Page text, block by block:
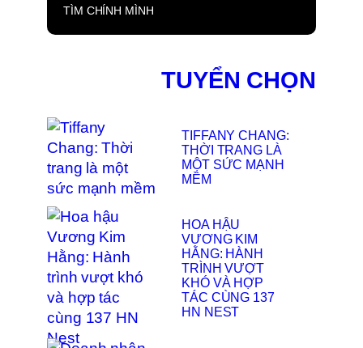
TÌM CHÍNH MÌNH
TUYỂN CHỌN
TIFFANY CHANG:
THỜI TRANG LÀ
MỘT SỨC MẠNH
MỀM
HOA HẬU
VƯƠNG KIM
HẰNG: HÀNH
TRÌNH VƯỢT
KHÓ VÀ HỢP
TÁC CÙNG 137
HN NEST